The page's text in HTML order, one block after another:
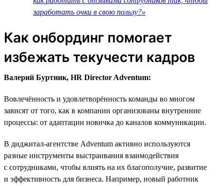
заработать очки в свою пользу?»
Как онбординг помогает
избежать текучести кадров
Валерий Буртник, HR Director Adventum:
Вовлечённость и удовлетворённость команды во многом
зависят от того, как в компании организованы внутренние
процессы: от адаптации новичка до каналов коммуникации.
В диджитал-агентстве Adventum активно используются
разные инструменты выстраивания взаимодействия
с сотрудниками, чтобы влиять на их благополучие, развитие
и эффективность для бизнеса. Например, новый работник